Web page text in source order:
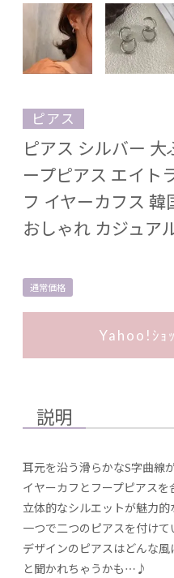
ピアス
ピアス シルバー
ープピアス エイト
フ イヤーカフス
おしゃれ カジュア
通常価格
Yahoo!ｼｮ
説明
耳元を沿う滑らかなS字曲線
イヤーカフとフープピアスを
立体的なシルエットが魅力
一つで二つのピアスを付けて
デザインのピアスはどんな風
と聞かれちゃうかも…♪